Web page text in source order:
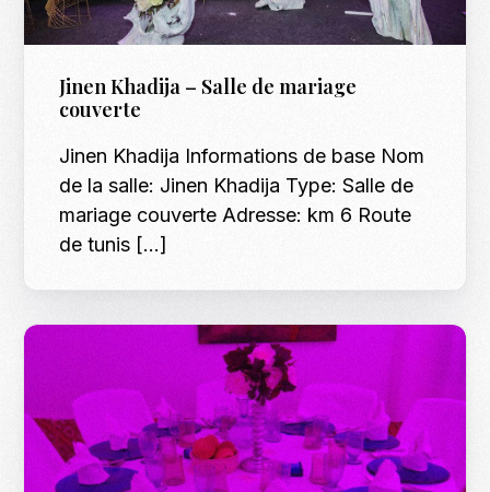
Jinen Khadija – Salle de mariage
couverte
Jinen Khadija Informations de base Nom
de la salle: Jinen Khadija Type: Salle de
mariage couverte Adresse: km 6 Route
de tunis […]